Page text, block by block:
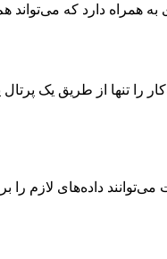
دارد که می‌تواند
تنها از طریق یک
داده‌های